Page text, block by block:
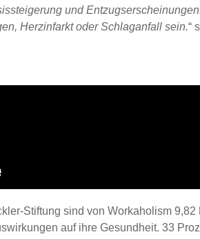
und
Herzinfarkt oder Schlaganfall sein.“
Stiftung sind von Workaholism
auf ihre Gesundheit. 33